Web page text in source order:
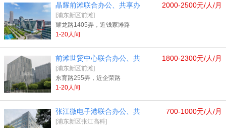
2000-2500元/人/月
晶耀前滩联合办公、共享办
[浦东新区前滩]
耀龙路1405弄，近钱家滩路
1-20人间
1800-2300元/人/月
前滩世贸中心联合办公、共
[浦东新区前滩]
东育路255弄，近企荣路
1-20人间
700-1000元/人/月
张江微电子港联合办公、共
[浦东新区张江高科]